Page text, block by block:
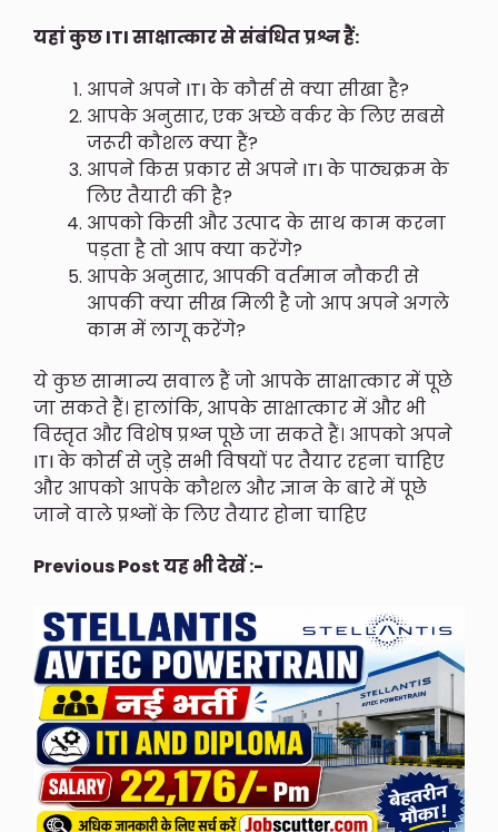
यहां कुछ ITI साक्षात्कार से संबंधित प्रश्न हैं:
आपने अपने ITI के कौर्स से क्या सीखा है?
आपके अनुसार, एक अच्छे वर्कर के लिए सबसे
जरूरी कौशल क्या हैं?
आपने किस प्रकार से अपने ITI के पाठ्यक्रम के
लिए तैयारी की है?
आपको किसी और उत्पाद के साथ काम करना
पड़ता है तो आप क्या करेंगे?
आपके अनुसार, आपकी वर्तमान नौकरी से
आपकी क्या सीख मिली है जो आप अपने अगले
काम में लागू करेंगे?
ये कुछ सामान्य सवाल हैं जो आपके साक्षात्कार में पूछे
जा सकते हैं। हालांकि, आपके साक्षात्कार में और भी
विस्तृत और विशेष प्रश्न पूछे जा सकते हैं। आपको अपने
ITI के कोर्स से जुड़े सभी विषयों पर तैयार रहना चाहिए
और आपको आपके कौशल और ज्ञान के बारे में पूछे
जाने वाले प्रश्नों के लिए तैयार होना चाहिए
Previous Post यह भी देखें :-